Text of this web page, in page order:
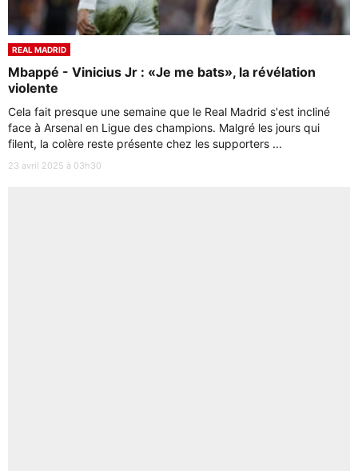
REAL MADRID
Mbappé - Vinicius Jr : «Je me bats», la révélation
violente
Cela fait presque une semaine que le Real Madrid s'est incliné
face à Arsenal en Ligue des champions. Malgré les jours qui
filent, la colère reste présente chez les supporters ...
23 avril 2025 à 03h30